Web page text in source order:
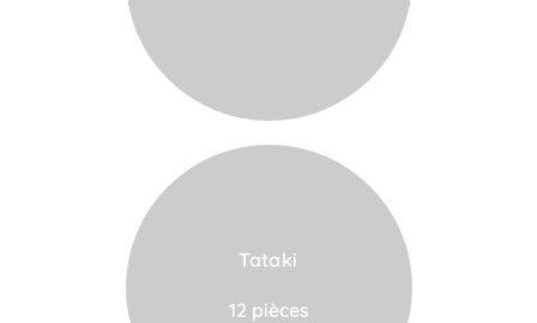
Tataki
12 pièces